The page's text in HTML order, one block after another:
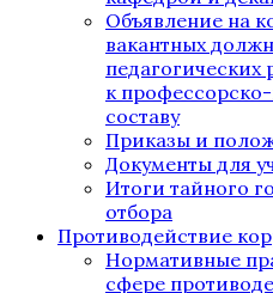
Объявление на
вакантных
педагогических
к
составу
Приказы и
Документы для
Итоги тайного
отбора
Противодействие
Нормативные
сфере